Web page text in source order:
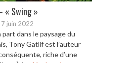
« Swing »
7 juin 2022
part dans le paysage du
Tony Gatlif est l’auteur
riche d’une